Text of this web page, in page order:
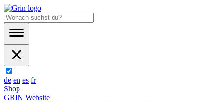
de en es fr
Shop
GRIN Website